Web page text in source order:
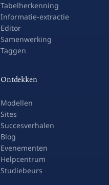
Tabelherkenning
Informatie-extractie
Editor
Samenwerking
Taggen
Ontdekken
Modellen
Sites
Succesverhalen
Blog
Evenementen
Helpcentrum
Studiebeurs